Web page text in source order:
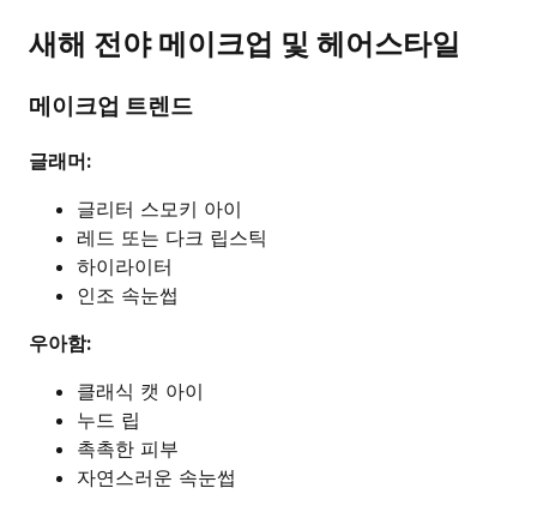
새해 전야 메이크업 및 헤어스타일
메이크업 트렌드
글래머:
글리터 스모키 아이
레드 또는 다크 립스틱
하이라이터
인조 속눈썹
우아함:
클래식 캣 아이
누드 립
촉촉한 피부
자연스러운 속눈썹